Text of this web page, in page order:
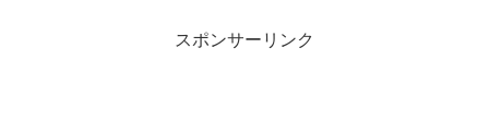
スポンサーリンク